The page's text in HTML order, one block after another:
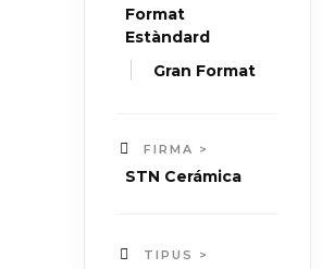
Format
Estàndard
Gran Format
FIRMA >
STN Cerámica
TIPUS >